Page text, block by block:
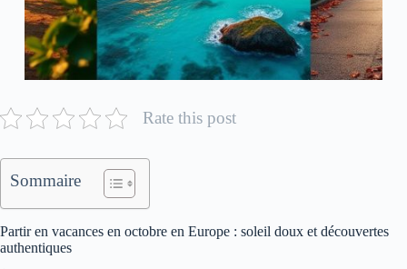
Rate this post
Sommaire
Partir en vacances en octobre en Europe : soleil doux et découvertes
authentiques